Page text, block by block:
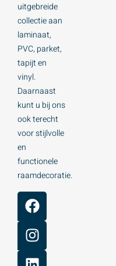
uitgebreide
collectie aan
laminaat,
PVC, parket,
tapijt en
vinyl.
Daarnaast
kunt u bij ons
ook terecht
voor stijlvolle
en
functionele
raamdecoratie.